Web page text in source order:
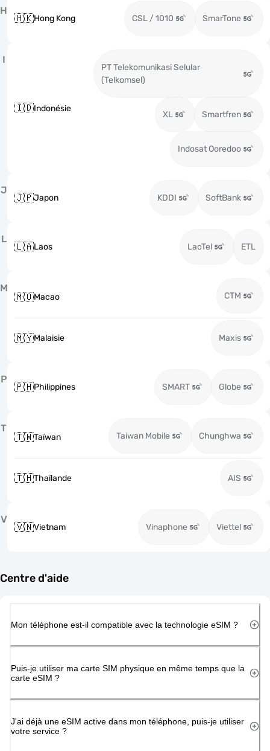
H
🇭🇰Hong Kong CSL / 1010 SmarTone
I
🇮🇩Indonésie
PT Telekomunikasi Selular
(Telkomsel)
XL Smartfren
Indosat Ooredoo
J
🇯🇵Japon KDDI SoftBank
L
🇱🇦Laos LaoTel ETL
M
🇲🇴Macao CTM
🇲🇾Malaisie Maxis
P
🇵🇭Philippines SMART Globe
T
🇹🇼Taïwan Taiwan Mobile Chunghwa
🇹🇭Thaïlande AIS
V
🇻🇳Vietnam Vinaphone Viettel
Centre d'aide
Mon téléphone est-il compatible avec la technologie eSIM ?
Puis-je utiliser ma carte SIM physique en même temps que la
carte eSIM ?
J'ai déjà une eSIM active dans mon téléphone, puis-je utiliser
votre service ?